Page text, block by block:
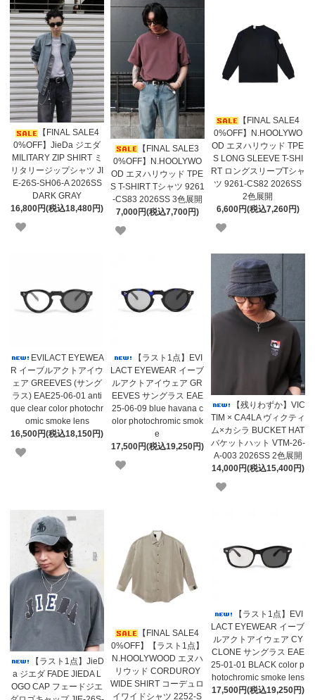
【FINAL SALE4
0%OFF】JieDa ジエダ
MILITARY ZIP SHIRT ミ
リタリージップシャツ JI
E-26S-SH06-A 2026SS
DARK GRAY
16,800円(税込18,480円)
【FINAL SALE3
0%OFF】N.HOOLYWO
OD エヌハリウッド TPE
S T-SHIRT Tシャツ 9261
-CS83 2026SS 3色展開
7,000円(税込7,700円)
【FINAL SALE4
0%OFF】N.HOOLYWO
OD エヌハリウッド TPE
S LONG SLEEVE T-SHI
RT ロングスリーブTシャ
ツ 9261-CS82 2026SS
2色展開
6,600円(税込7,260円)
EVILACT EYEWEA
R イーブルアクトアイウ
ェア GREEVES (サング
ラス) EAE25-06-01 anti
que clear color photochr
omic smoke lens
16,500円(税込18,150円)
【ラスト1点】EVI
LACT EYEWEAR イーブ
ルアクトアイウェア GR
EEVES サングラス EAE
25-06-09 blue havana c
olor photochromic smok
e
17,500円(税込19,250円)
【残りわずか】VIC
TIM × CA4LA ヴィクティ
ム×カシラ BUCKET HAT
バケットハット VTM-26-
A-003 2026SS 2色展開
14,000円(税込15,400円)
【ラスト1点】JieD
a ジエダ FADE JIEDA L
OGO CAP フェードジエ
【FINAL SALE4
0%OFF】【ラスト1点】
N.HOOLYWOOD エヌハ
リウッド CORDUROY
WIDE SHIRT コーデュロ
イワイドシャツ 2252-S
【ラスト1点】EVI
LACT EYEWEAR イーブ
ルアクトアイウェア CY
CLONE サングラス EAE
25-01-01 BLACK color p
hotochromic smoke lens
17,500円(税込19,250円)